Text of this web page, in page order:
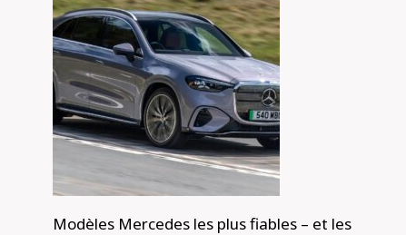
Modèles Mercedes les plus fiables – et les